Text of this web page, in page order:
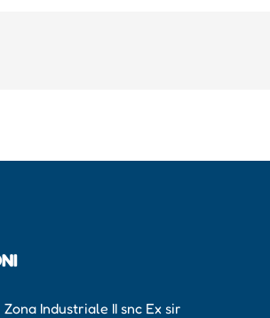
Industriale II snc Ex sir